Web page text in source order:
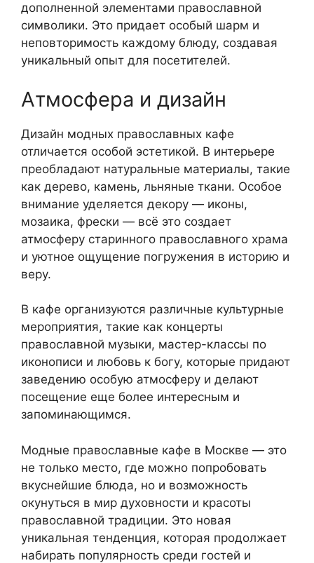
дополненной элементами православной
символики. Это придает особый шарм и
неповторимость каждому блюду, создавая
уникальный опыт для посетителей.
Атмосфера и дизайн
Дизайн модных православных кафе
отличается особой эстетикой. В интерьере
преобладают натуральные материалы, такие
как дерево, камень, льняные ткани. Особое
внимание уделяется декору — иконы,
мозаика, фрески — всё это создает
атмосферу старинного православного храма
и уютное ощущение погружения в историю и
веру.
В кафе организуются различные культурные
мероприятия, такие как концерты
православной музыки, мастер-классы по
иконописи и любовь к богу, которые придают
заведению особую атмосферу и делают
посещение еще более интересным и
запоминающимся.
Модные православные кафе в Москве — это
не только место, где можно попробовать
вкуснейшие блюда, но и возможность
окунуться в мир духовности и красоты
православной традиции. Это новая
уникальная тенденция, которая продолжает
набирать популярность среди гостей и